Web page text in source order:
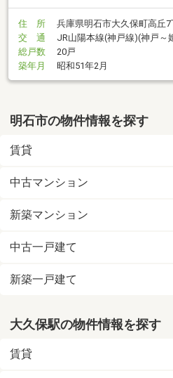
住 所
兵庫県明石市大久保町高丘
交 通
JR山陽本線(神戸線)(神戸～
総戸数
20戸
築年月
昭和51年2月
明石市の物件情報を探す
賃貸
中古マンション
新築マンション
中古一戸建て
新築一戸建て
大久保駅の物件情報を探す
賃貸